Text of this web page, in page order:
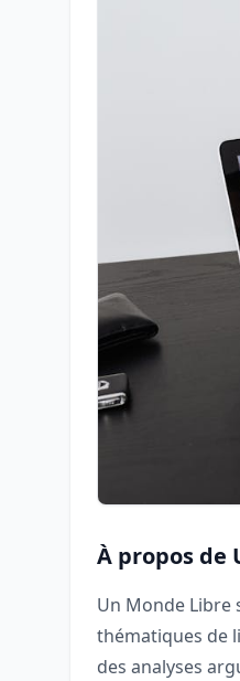
À propos de
Un Monde
thématiques de
des analyses